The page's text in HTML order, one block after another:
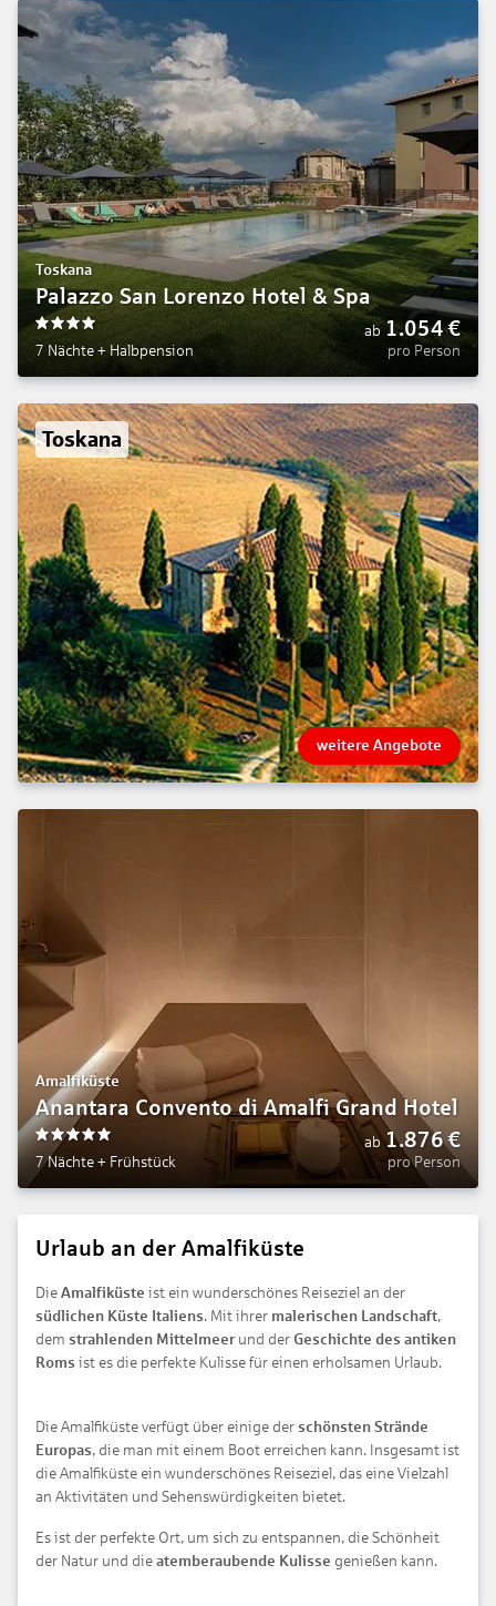
Toskana
Palazzo San Lorenzo Hotel & Spa
7 Nächte + Halbpension
ab 1.054€
pro Person
Toskana
weitere Angebote
Amalfiküste
Anantara Convento di Amalfi Grand Hotel
7 Nächte + Frühstück
ab 1.876€
pro Person
Urlaub an der Amalfiküste
Die Amalfiküste ist ein wunderschönes Reiseziel an der
südlichen Küste Italiens. Mit ihrer malerischen Landschaft,
dem strahlenden Mittelmeer und der Geschichte des antiken
Roms ist es die perfekte Kulisse für einen erholsamen Urlaub.
Die Amalfiküste verfügt über einige der schönsten Strände
Europas, die man mit einem Boot erreichen kann. Insgesamt ist
die Amalfiküste ein wunderschönes Reiseziel, das eine Vielzahl
an Aktivitäten und Sehenswürdigkeiten bietet.
Es ist der perfekte Ort, um sich zu entspannen, die Schönheit
der Natur und die atemberaubende Kulisse genießen kann.